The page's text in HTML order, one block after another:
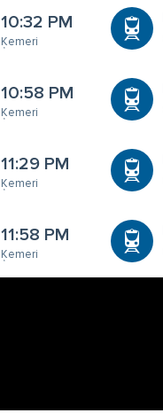
10:32 PM
Ķemeri
10:58 PM
Ķemeri
11:29 PM
Ķemeri
11:58 PM
Ķemeri